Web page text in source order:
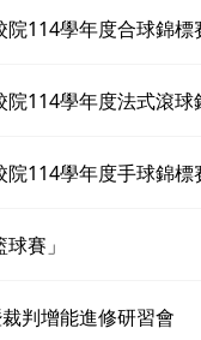
院114學年度合球錦標
院114學年度法式滾球
院114學年度手球錦標
賽」
判增能進修研習會